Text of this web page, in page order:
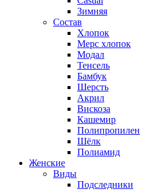
Зимняя
Состав
Хлопок
Мерс хлопок
Модал
Тенсель
Бамбук
Шерсть
Акрил
Вискоза
Кашемир
Полипропилен
Шёлк
Полиамид
Женские
Виды
Подследники